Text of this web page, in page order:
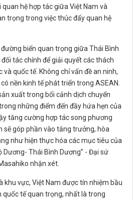
hệ hợp tác giữa Việt Nam và
trọng trong việc thúc đẩy quan hệ
biển quan trọng giữa Thái Bình
tác chính để giải quyết các thách
quốc tế. Không chỉ vấn đề an ninh,
nền kinh tế phát triển trong ASEAN.
xuất trong bối cảnh dịch chuyển
những điểm đến đầy hứa hẹn của
tăng cường hợp tác song phương
sẽ góp phần vào tăng trưởng, hòa
như hiện thực hóa các mục tiêu của
Dương- Thái Bình Dương” - Đại sứ
nhận xét.
khu vực, Việt Nam được tín nhiệm bầu
quốc tế quan trọng, nhất là trong